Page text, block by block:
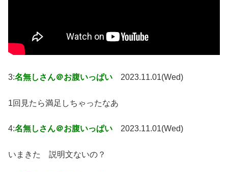
3:名無しさん＠お腹いっぱい 2023.11.01(Wed)
1回見たら満足しちゃったなあ
4:名無しさん＠お腹いっぱい 2023.11.01(Wed)
いまきた 説明文ないの？